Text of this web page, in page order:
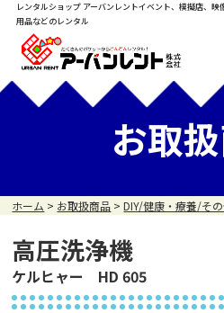
レンタルショップ アーバンレントイベント、模擬店、映
用品などのレンタル
お取
ホーム > お取扱商品 >DIY/健康・療養/そ
高圧洗浄機
ケルヒャー HD 605